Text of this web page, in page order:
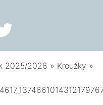
2025/2026 » Kroužky »